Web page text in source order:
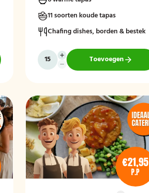
11 soorten koude tapas
Chafing dishes, borden & bestek
Toevoegen
€21,95
P.P